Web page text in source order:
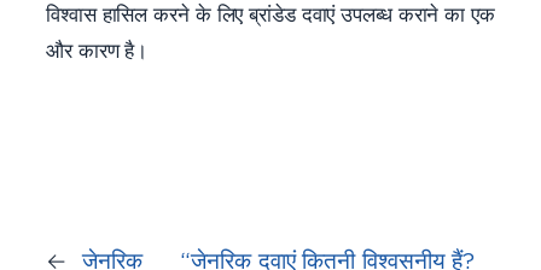
विश्वास हासिल करने के लिए ब्रांडेड दवाएं उपलब्ध कराने का एक
और कारण है।
← जेनरिक “जेनरिक दवाएं कितनी विश्वसनीय हैं?